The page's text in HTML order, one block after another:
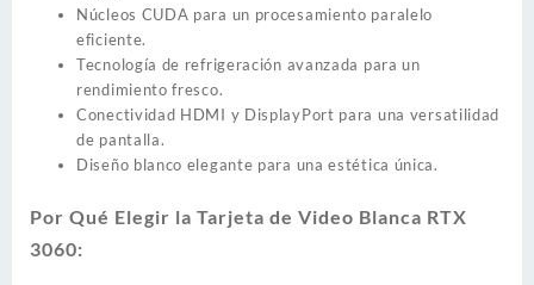
Núcleos CUDA para un procesamiento paralelo
eficiente.
Tecnología de refrigeración avanzada para un
rendimiento fresco.
Conectividad HDMI y DisplayPort para una versatilidad
de pantalla.
Diseño blanco elegante para una estética única.
Por Qué Elegir la Tarjeta de Video Blanca RTX
3060: